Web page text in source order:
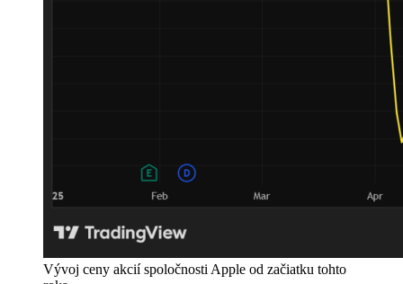
Vývoj ceny akcií spoločnosti Apple od začiatku tohto